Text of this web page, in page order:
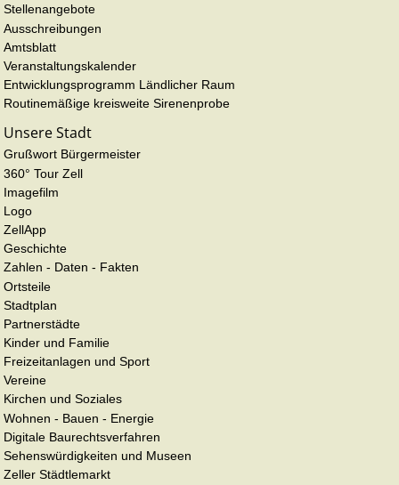
Stellenangebote
Ausschreibungen
Amtsblatt
Veranstaltungskalender
Entwicklungsprogramm Ländlicher Raum
Routinemäßige kreisweite Sirenenprobe
Unsere Stadt
Grußwort Bürgermeister
360° Tour Zell
Imagefilm
Logo
ZellApp
Geschichte
Zahlen - Daten - Fakten
Ortsteile
Stadtplan
Partnerstädte
Kinder und Familie
Freizeitanlagen und Sport
Vereine
Kirchen und Soziales
Wohnen - Bauen - Energie
Digitale Baurechtsverfahren
Sehenswürdigkeiten und Museen
Zeller Städtlemarkt